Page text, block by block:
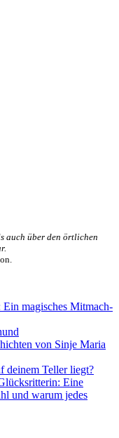
auch über den örtlichen
magisches Mitmach-
von Sinje Maria
deinem Teller liegt?
Eine
und warum jedes